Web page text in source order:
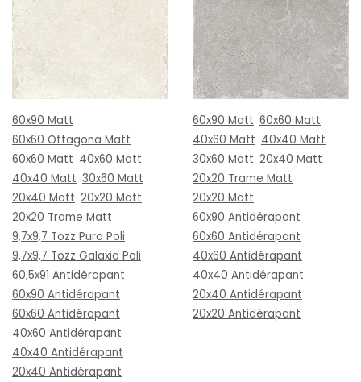
60x90 Matt
60x60 Ottagona Matt
60x60 Matt 40x60 Matt
40x40 Matt 30x60 Matt
20x40 Matt 20x20 Matt
20x20 Trame Matt
9,7x9,7 Tozz Puro Poli
9,7x9,7 Tozz Galaxia Poli
60,5x91 Antidérapant
60x90 Antidérapant
60x60 Antidérapant
40x60 Antidérapant
40x40 Antidérapant
20x40 Antidérapant
60x90 Matt 60x60 Matt
40x60 Matt 40x40 Matt
30x60 Matt 20x40 Matt
20x20 Trame Matt
20x20 Matt
60x90 Antidérapant
60x60 Antidérapant
40x60 Antidérapant
40x40 Antidérapant
20x40 Antidérapant
20x20 Antidérapant